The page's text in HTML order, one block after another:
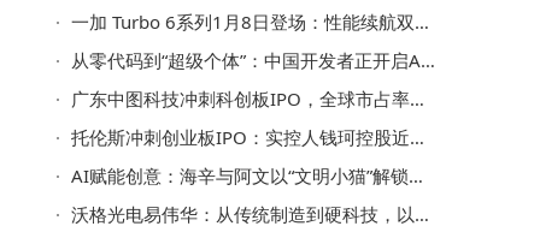
一加 Turbo 6系列1月8日登场：性能续航双突破，重塑中端机体验
从零代码到“超级个体”：中国开发者正开启AI时代变现新篇章
广东中图科技冲刺科创板IPO，全球市占率超三成，供货苹果三星等巨头
托伦斯冲刺创业板IPO：实控人钱珂控股近半 持美永居权引关注
AI赋能创意：海辛与阿文以“文明小猫”解锁上海的温暖与浪漫
沃格光电易伟华：从传统制造到硬科技，以创新引领跨越式发展